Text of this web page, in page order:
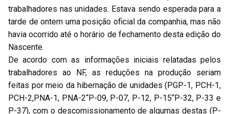
trabalhadores nas unidades. Estava sendo esperada para a
tarde de ontem uma posição oficial da companhia, mas não
havia ocorrido até o horário de fechamento desta edição do
Nascente.
De acordo com as informações iniciais relatadas pelos
trabalhadores ao NF, as reduções na produção seriam
feitas por meio da hibernação de unidades (PGP-1, PCH-1,
PCH-2,PNA-1, PNA-2“P-09, P-07, P-12, P-15“P-32, P-33 e
P-37), com o descomissionamento de algumas destas (P-